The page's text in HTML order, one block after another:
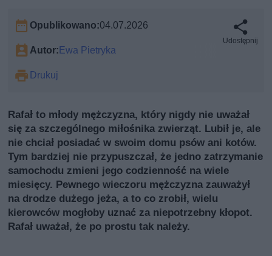
Opublikowano:04.07.2026
Autor:Ewa Pietryka
Drukuj
Udostępnij
Rafał to młody mężczyzna, który nigdy nie uważał
się za szczególnego miłośnika zwierząt. Lubił je, ale
nie chciał posiadać w swoim domu psów ani kotów.
Tym bardziej nie przypuszczał, że jedno zatrzymanie
samochodu zmieni jego codzienność na wiele
miesięcy. Pewnego wieczoru mężczyzna zauważył
na drodze dużego jeża, a to co zrobił, wielu
kierowców mogłoby uznać za niepotrzebny kłopot.
Rafał uważał, że po prostu tak należy.